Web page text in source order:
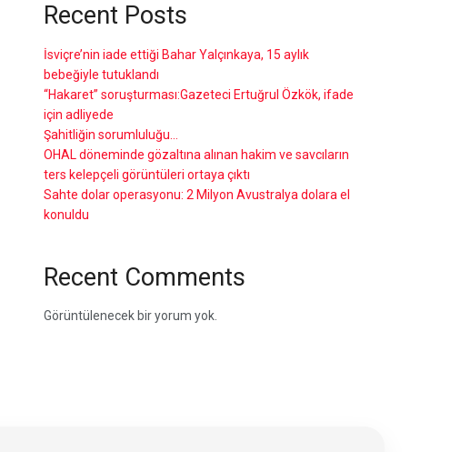
Recent Posts
İsviçre’nin iade ettiği Bahar Yalçınkaya, 15 aylık
bebeğiyle tutuklandı
“Hakaret” soruşturması:Gazeteci Ertuğrul Özkök, ifade
için adliyede
Şahitliğin sorumluluğu…
OHAL döneminde gözaltına alınan hakim ve savcıların
ters kelepçeli görüntüleri ortaya çıktı
Sahte dolar operasyonu: 2 Milyon Avustralya dolara el
konuldu
Recent Comments
Görüntülenecek bir yorum yok.